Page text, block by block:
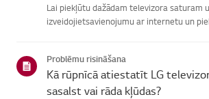
Lai piekļūtu dažādam televizora saturam
izveidojietsavienojumu ar internetu un
Problēmu risināšana
Kā rūpnīcā atiestatīt LG
sasalst vai rāda kļūdas?